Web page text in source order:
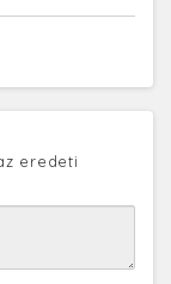
eredeti